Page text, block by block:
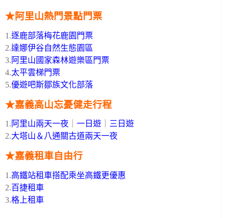
★阿里山熱門景點門票
1.逐鹿部落梅花鹿園門票
2.達娜伊谷自然生態園區
3. 阿里山國家森林遊樂區門票
4.太平雲梯門票
5.優遊吧斯鄒族文化部落
★嘉義高山忘憂健走行程
1. 阿里山兩天一夜 一日遊
三日遊
2.大塔山＆八通關古道兩天一夜
★嘉義租車自由行
1.高鐵站租車搭配乘坐高鐵更優惠
2.百捷租車
3.格上租車